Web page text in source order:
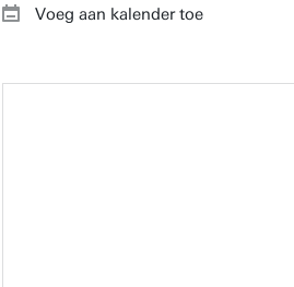
Voeg aan kalender toe